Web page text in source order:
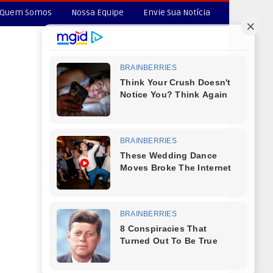
Quem Somos Nossa Equipe Envie Sua Notícia